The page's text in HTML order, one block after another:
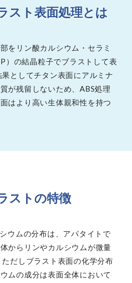
スト表面処理とは
をリン酸カルシウム・セラミ
）の結晶粒子でブラストして表
としてチタン表面にアルミナ
が残留しないため、ABS処理
はより高い生体親和性を持つ
ストの特徴
ウムの分布は、アパタイトで
からリンやカルシウムが微量
だしブラスト表面の化学分布
ムの成分は表面全体において